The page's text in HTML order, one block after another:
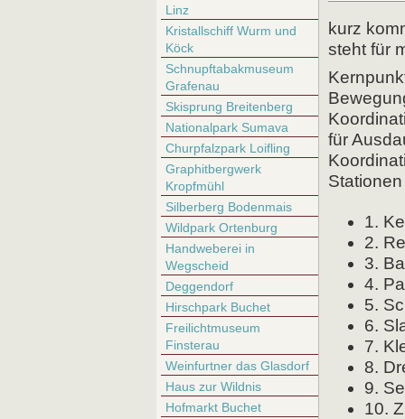
Linz
Kristallschiff Wurm und
Köck
Schnupftabakmuseum
Grafenau
Skisprung Breitenberg
Nationalpark Sumava
Churpfalzpark Loifling
Graphitbergwerk
Kropfmühl
Silberberg Bodenmais
Wildpark Ortenburg
Handweberei in
Wegscheid
Deggendorf
Hirschpark Buchet
Freilichtmuseum
Finsterau
Weinfurtner das Glasdorf
Haus zur Wildnis
Hofmarkt Buchet
kurz
steht für
für
1.
2.
3.
4.
5.
6.
7.
8.
9.
10.